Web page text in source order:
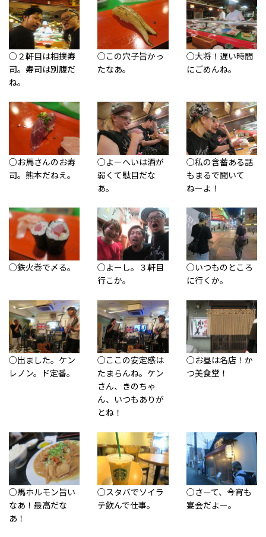
○２軒目は相撲寿
司。寿司は別腹だ
ね。
○この穴子旨かっ
たなあ。
○大将！遅い時間
にごめんね。
○お馬さんのお寿
司。熊本だねえ。
○よーへいは酒が
弱くて駄目だな
あ。
○私の含蓄ある話
もまるで聞いて
ねーよ！
○鉄火巻で〆る。
○よーし。３軒目
行こか。
○いつものところ
に行くか。
○出ました。ケン
レノン。ド定番。
○ここの安定感は
たまらんね。ケン
さん、きのちゃ
ん、いつもありが
とね！
○お昼は名店！か
つ美食堂！
○馬ホルモン旨い
なあ！最高だな
あ！
○スタバでソイラ
テ飲んで仕事。
○さーて、今宵も
宴会だよー。